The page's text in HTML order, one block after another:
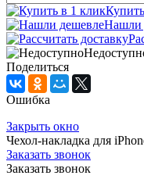
Нашли
Поделиться
Ошибка
Закрыть окно
Чехол-накладка для
Заказать звонок
Заказать звонок